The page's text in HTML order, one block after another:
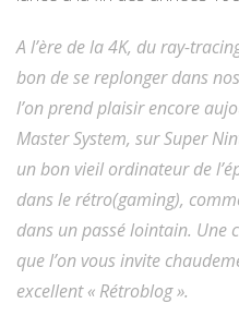
A l’ère de la 4K, du ray-
bon de se replonger dans
l’on prend plaisir encore
Master System, sur Super
un bon vieil ordinateur de
dans le rétro(gaming),
dans un passé lointain. Une
que l’on vous invite
excellent « Rétroblog ».